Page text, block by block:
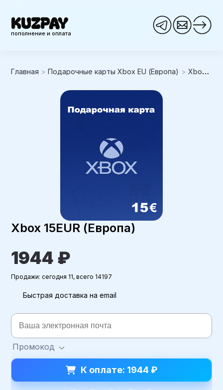
KUZPAY
пополнение и оплата
Главная >Подарочные карты Xbox EU (Европа) >Xbox 15EUR (Европа)
Xbox 15EUR (Европа)
1944 ₽
Продажи: сегодня 11, всего 14197
Быстрая доставка на email
Промокод
К оплате: 1944 ₽